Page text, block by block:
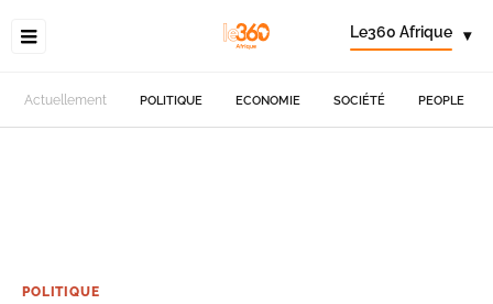
Le360 Afrique ▾
Actuellement POLITIQUE ECONOMIE SOCIÉTÉ PEOPLE
POLITIQUE